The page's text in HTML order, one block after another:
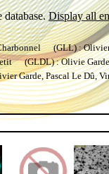
database.Display all
(GLL) :
(GLDL) : Olivie
Garde, Pascal Le Dû,